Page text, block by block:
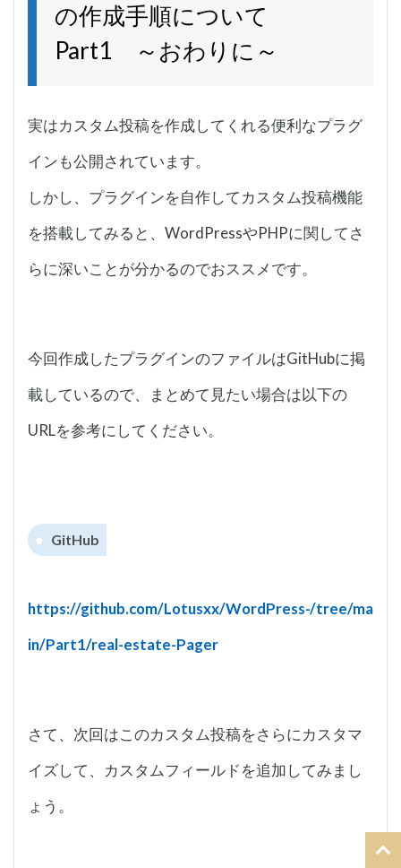
の作成手順について
Part1 ～おわりに～
実はカスタム投稿を作成してくれる便利なプラグ
インも公開されています。
しかし、プラグインを自作してカスタム投稿機能
を搭載してみると、WordPressやPHPに関してさ
らに深いことが分かるのでおススメです。
今回作成したプラグインのファイルはGitHubに掲
載しているので、まとめて見たい場合は以下の
URLを参考にしてください。
GitHub
https://github.com/Lotusxx/WordPress-/tree/ma
in/Part1/real-estate-Pager
さて、次回はこのカスタム投稿をさらにカスタマ
イズして、カスタムフィールドを追加してみまし
ょう。